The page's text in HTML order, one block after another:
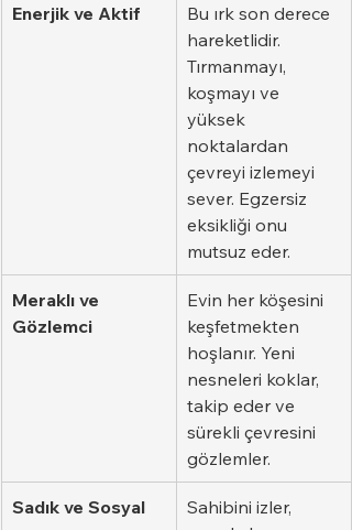
Enerjik ve Aktif
Bu ırk son derece
hareketlidir.
Tırmanmayı,
koşmayı ve
yüksek
noktalardan
çevreyi izlemeyi
sever. Egzersiz
eksikliği onu
mutsuz eder.
Meraklı ve
Gözlemci
Evin her köşesini
keşfetmekten
hoşlanır. Yeni
nesneleri koklar,
takip eder ve
sürekli çevresini
gözlemler.
Sadık ve Sosyal
Sahibini izler,